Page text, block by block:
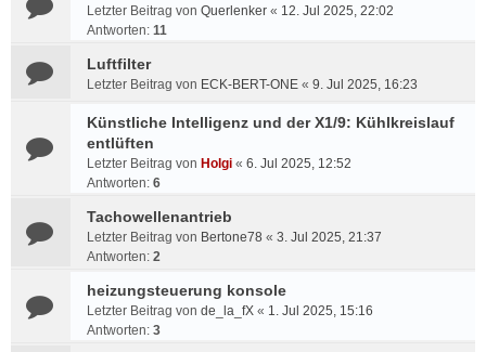
Letzter Beitrag von Querlenker « 12. Jul 2025, 22:02
Antworten: 11
Luftfilter
Letzter Beitrag von ECK-BERT-ONE « 9. Jul 2025, 16:23
Künstliche Intelligenz und der X1/9: Kühlkreislauf
entlüften
Letzter Beitrag von Holgi « 6. Jul 2025, 12:52
Antworten: 6
Tachowellenantrieb
Letzter Beitrag von Bertone78 « 3. Jul 2025, 21:37
Antworten: 2
heizungsteuerung konsole
Letzter Beitrag von de_la_fX « 1. Jul 2025, 15:16
Antworten: 3